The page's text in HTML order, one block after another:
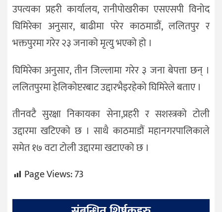
उपत्यका प्रहरी कार्यालय, रानीपोखरीका एसएसपी विनोद
घिमिरेका अनुसार, बाढीमा परेर काठमाडौं, ललितपुर र
भक्तपुरमा गरेर २३ जनाको मृत्यु भएको हो ।
घिमिरेका अनुसार, तीन जिल्लामा गरेर ३ जना बेपत्ता छन् ।
ललितपुरमा हेलिकोप्टरबाट उद्दारभैइरहेको घिमिरेले बताए ।
तीनवटै सुरक्षा निकायका सेना,प्रहरी र सशस्त्रको टोली
उद्दारमा खटिएको छ । साथै काठमाडौं महानगरपालिकाले
समेत १७ वटा टोली उद्दारमा खटाएको छ ।
Page Views:73